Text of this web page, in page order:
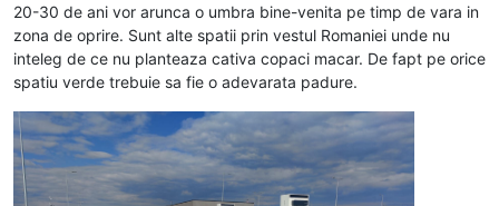
20-30 de ani vor arunca o umbra bine-venita pe timp de vara in
zona de oprire. Sunt alte spatii prin vestul Romaniei unde nu
inteleg de ce nu planteaza cativa copaci macar. De fapt pe orice
spatiu verde trebuie sa fie o adevarata padure.